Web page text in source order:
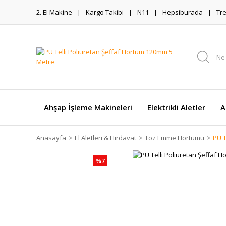
2. El Makine Kargo Takibi N11 Hepsiburada
Ahşap İşleme Makineleri Elektrikli Aletler
Anasayfa El Aletleri & Hırdavat Toz Emme Hortumu PU
%7